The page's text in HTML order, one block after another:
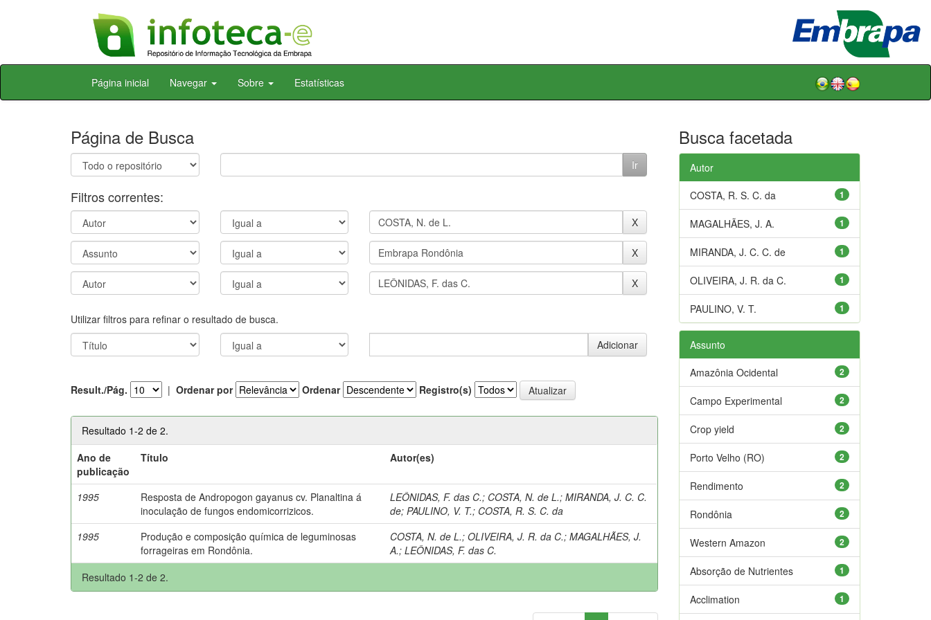
Skip
Página inicial Navegar Sobre Estatísticas
Página de Busca
Filtros correntes:
Utilizar filtros para refinar o resultado de busca.
Result./Pág. | Ordenar por Ordenar Registro(s)
Resultado 1-2 de 2.
Ano de
publicação
Título Autor(es)
1995
Resposta de Andropogon gayanus cv. Planaltina á
inoculação de fungos endomicorrizicos.
LEÔNIDAS, F. das C.; COSTA, N. de L.;MIRANDA, J. C. C.
de;PAULINO, V. T.; COSTA, R. S. C. da
1995
Produção e composição química de leguminosas
forrageiras em Rondônia.
COSTA, N. de L.;OLIVEIRA, J. R. da C.;MAGALHÃES, J.
A.;LEÔNIDAS, F. das C.
Resultado 1-2 de 2.
Busca facetada
Autor
1
COSTA, R. S. C. da
1
MAGALHÃES, J. A.
1
MIRANDA, J. C. C. de
1
OLIVEIRA, J. R. da C.
1
PAULINO, V. T.
Assunto
2
Amazônia Ocidental
2
Campo Experimental
2
Crop yield
2
Porto Velho (RO)
2
Rendimento
2
Rondônia
2
Western Amazon
1
Absorção de Nutrientes
1
Acclimation